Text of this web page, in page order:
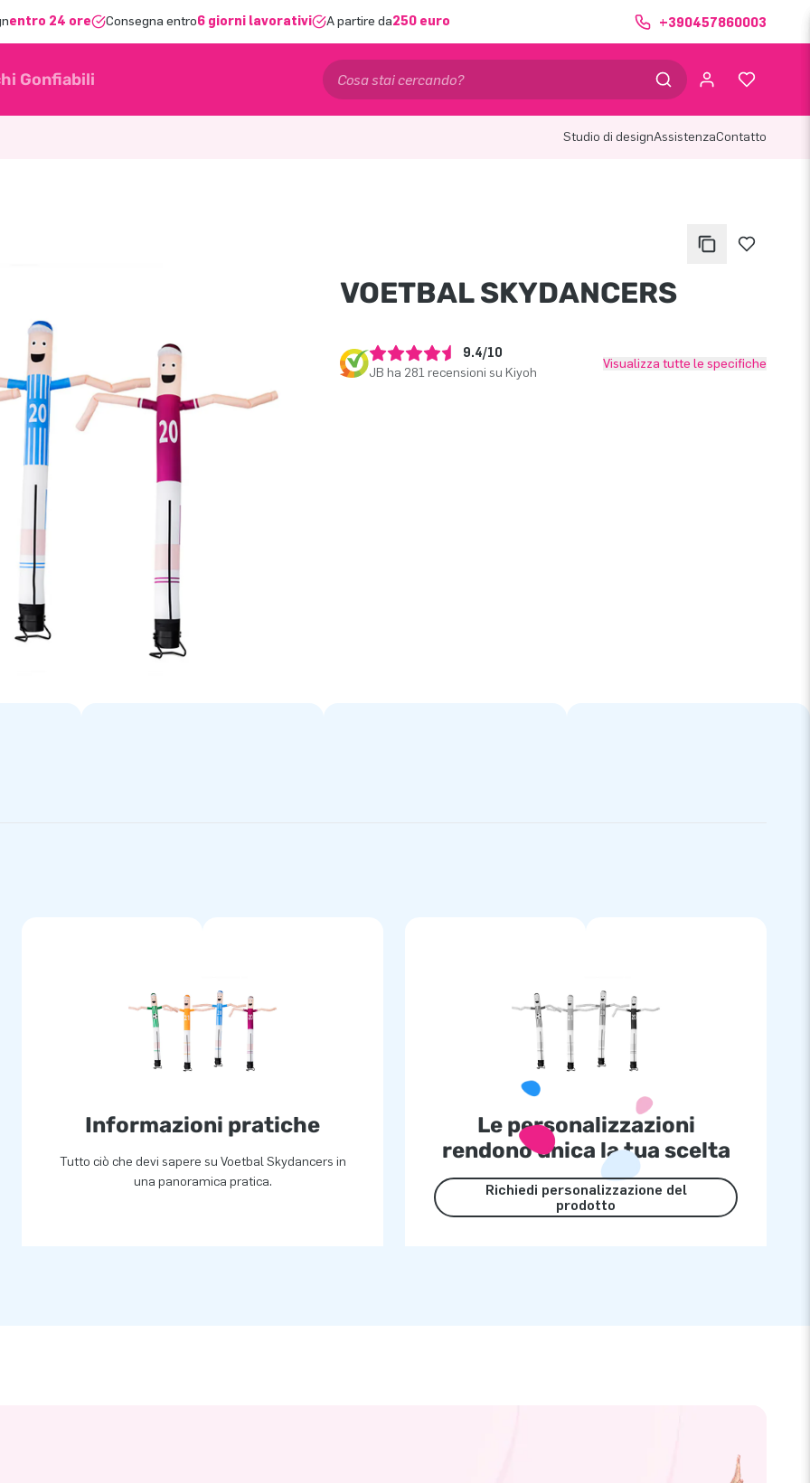
entro 24 ore Consegna entro6 giorni lavorativi A partire da250 euro +390457860003
Gonfiabili
Studio di designAssistenzaContatto
VOETBAL SKYDANCERS
9.4/10
JB ha 281 recensioni su Kiyoh
Visualizza tutte le specifiche
Informazioni pratiche
Tutto ciò che devi sapere su Voetbal Skydancers in
una panoramica pratica.
Le personalizzazioni
rendono unica la tua scelta
Richiedi personalizzazione del
prodotto